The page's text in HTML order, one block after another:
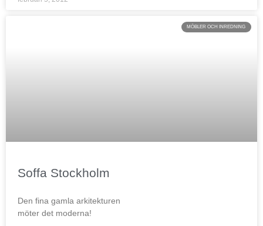
MÖBLER OCH INREDNING
Soffa Stockholm
Den fina gamla arkitekturen
möter det moderna!